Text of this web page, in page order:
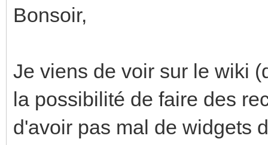
Bonsoir,
Je viens de voir sur le wiki
la possibilité de faire des
d'avoir pas mal de widgets